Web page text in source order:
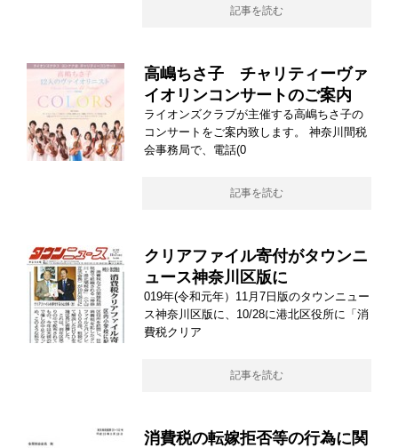
記事を読む
高嶋ちさ子 チャリティーヴァ
イオリンコンサートのご案内
ライオンズクラブが主催する高嶋ちさ子の
コンサートをご案内致します。 神奈川間税
会事務局で、電話(0
記事を読む
クリアファイル寄付がタウンニ
ュース神奈川区版に
019年(令和元年）11月7日版のタウンニュー
ス神奈川区版に、10/28に港北区役所に「消
費税クリア
記事を読む
消費税の転嫁拒否等の行為に関